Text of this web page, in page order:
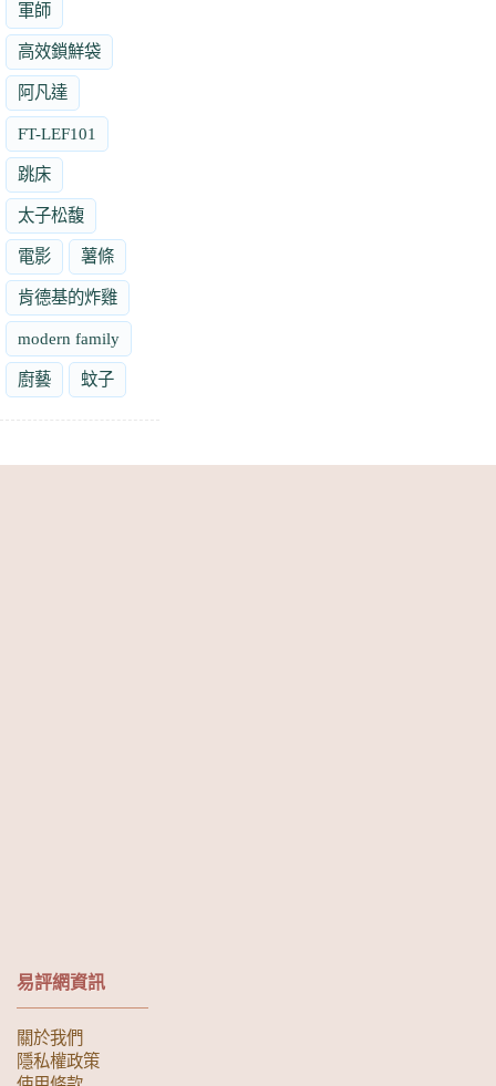
軍師
高效鎖鮮袋
阿凡達
FT-LEF101
跳床
太子松馥
電影 薯條
肯德基的炸雞
modern family
廚藝 蚊子
易評網資訊
關於我們
隱私權政策